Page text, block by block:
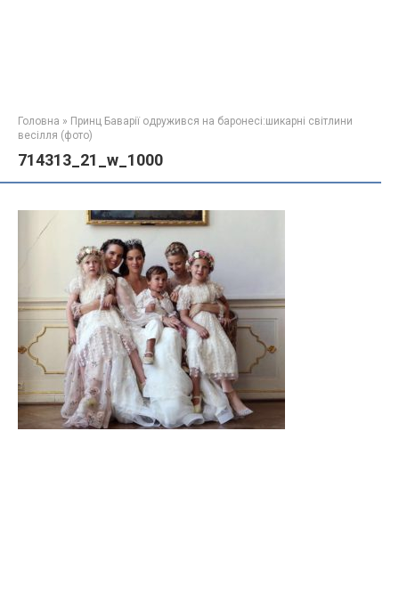
Головна » Принц Баварії одружився на баронесі:шикарні світлини
весілля (фото)
714313_21_w_1000